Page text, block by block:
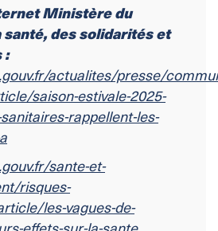
Ministère du
santé, des solidarités et
:
actualites/presse/
saison-estivale-2025-
rappellent-les-
sante-et-
risques-
les-vagues-de-